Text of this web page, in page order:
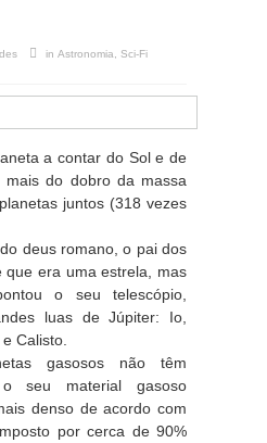
in Astronomia
Sci-Fi
a contar do Sol e de
mais do dobro da massa
juntos (318 vezes
deus romano, o pai dos
que era uma estrela, mas
o seu telescópio,
luas de Júpiter: Io,
Calisto.
gasosos não têm
seu material gasoso
denso de acordo com
por cerca de 90%